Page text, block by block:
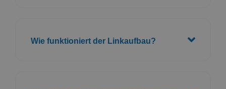
Wie funktioniert der Linkaufbau?